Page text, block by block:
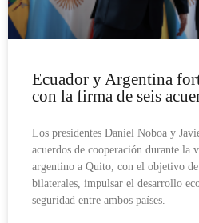
Ecuador y Argentina
con la firma de seis
Los presidentes Daniel Noboa y
acuerdos de cooperación durante
argentino a Quito, con el objetivo
bilaterales, impulsar el desarrollo
seguridad entre ambos países.